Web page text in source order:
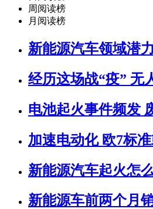
周阅读榜
月阅读榜
新能源汽车领域潜
经历这场战“疫” 无
电池起火事件频发
加速电动化 欧7标
新能源汽车起火怎
新能源车前两个月